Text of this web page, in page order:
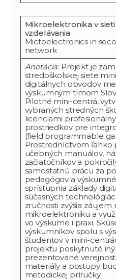
Mikroelektronika v
vzdelávania
Mictoelectronics in
network
Anotácia: Projekt je
stredoškolskej siete
digitálnych obvodov
výskumným tímom
Pilotné mini-centrá,
vybraných stredných
licenciami
prostriedkov pre
(field programmable
Prostredníctvom ľahko
učebných manuálov,
začiatočníkov a
samostatnú prácu za
pedagógov a
sprístupnia základy
súčasných
zručnosti zvýšia
mikroelektroniku a
vo výskume i praxi.
výskumníkov spolu s
študentov v mini-
projektu poskytnuté
prezentované
materiály a postupy
metodickej príručky.